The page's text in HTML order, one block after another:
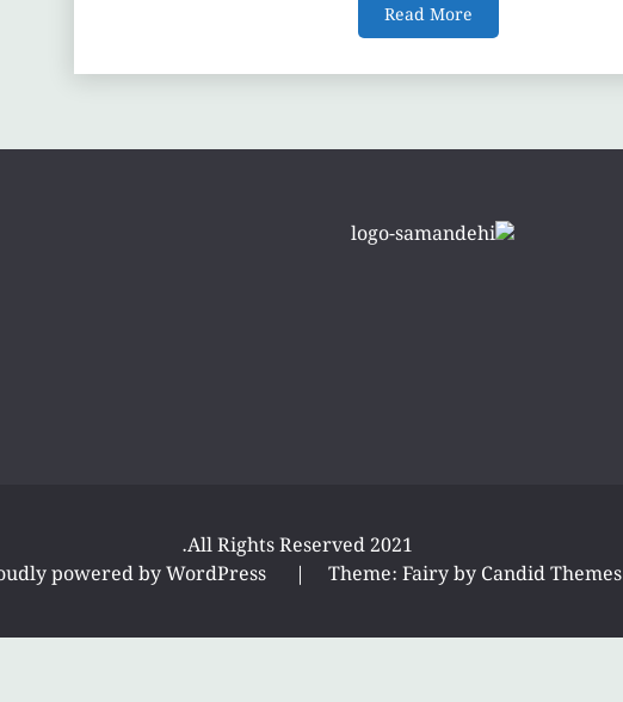
Read More
All Rights Reserved 2021.
powered by WordPress
| Theme: Fairy byCandid Themes